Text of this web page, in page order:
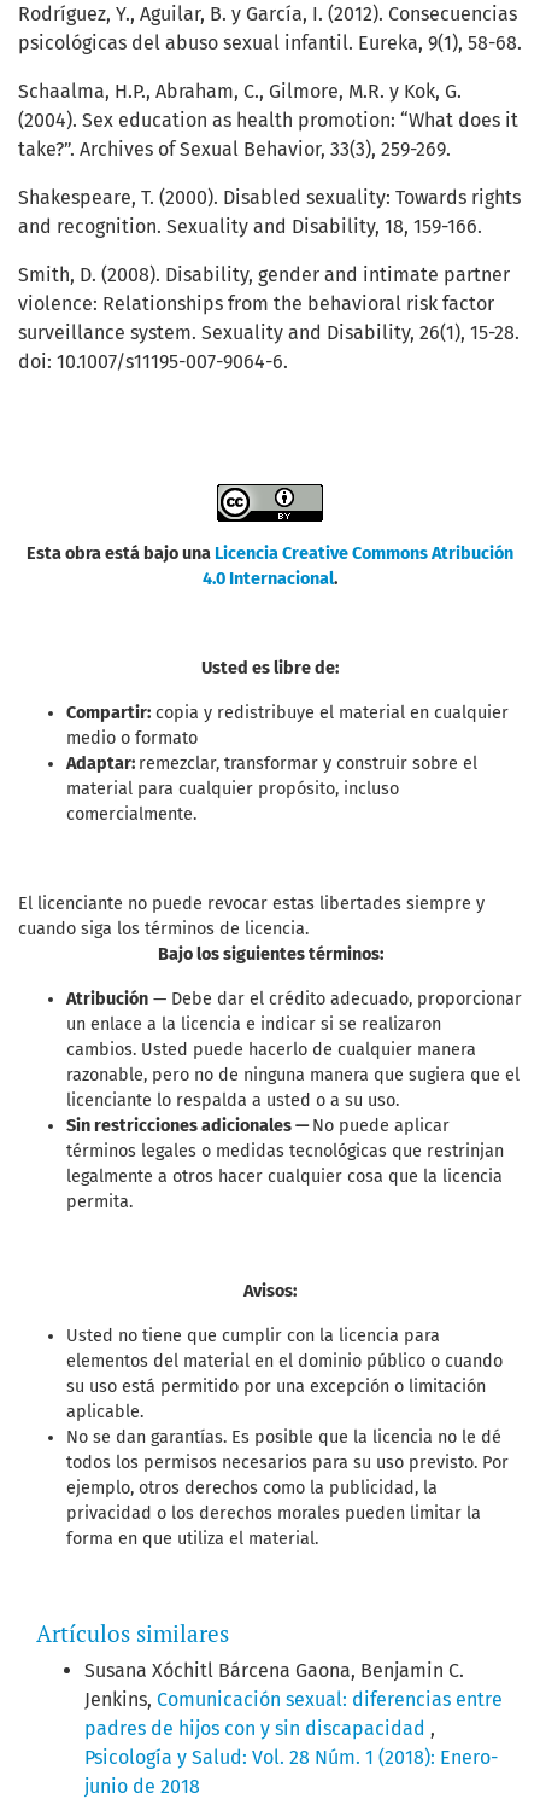
Rodríguez, Y., Aguilar, B. y García, I. (2012). Consecuencias
psicológicas del abuso sexual infantil. Eureka, 9(1), 58-68.
Schaalma, H.P., Abraham, C., Gilmore, M.R. y Kok, G.
(2004). Sex education as health promotion: “What does it
take?”. Archives of Sexual Behavior, 33(3), 259-269.
Shakespeare, T. (2000). Disabled sexuality: Towards rights
and recognition. Sexuality and Disability, 18, 159-166.
Smith, D. (2008). Disability, gender and intimate partner
violence: Relationships from the behavioral risk factor
surveillance system. Sexuality and Disability, 26(1), 15-28.
doi: 10.1007/s11195-007-9064-6.
Esta obra está bajo una Licencia Creative Commons Atribución
4.0 Internacional.
Usted es libre de:
Compartir: copia y redistribuye el material en cualquier
medio o formato
Adaptar: remezclar, transformar y construir sobre el
material para cualquier propósito, incluso
comercialmente.
El licenciante no puede revocar estas libertades siempre y
cuando siga los términos de licencia.
Bajo los siguientes términos:
Atribución — Debe dar el crédito adecuado, proporcionar
un enlace a la licencia e indicar si se realizaron
cambios. Usted puede hacerlo de cualquier manera
razonable, pero no de ninguna manera que sugiera que el
licenciante lo respalda a usted o a su uso.
Sin restricciones adicionales —No puede aplicar
términos legales o medidas tecnológicas que restrinjan
legalmente a otros hacer cualquier cosa que la licencia
permita.
Avisos:
Usted no tiene que cumplir con la licencia para
elementos del material en el dominio público o cuando
su uso está permitido por una excepción o limitación
aplicable.
No se dan garantías. Es posible que la licencia no le dé
todos los permisos necesarios para su uso previsto. Por
ejemplo, otros derechos como la publicidad, la
privacidad o los derechos morales pueden limitar la
forma en que utiliza el material.
Artículos similares
Susana Xóchitl Bárcena Gaona, Benjamin C.
Jenkins, Comunicación sexual: diferencias entre
padres de hijos con y sin discapacidad ,
Psicología y Salud: Vol. 28 Núm. 1 (2018): Enero-
junio de 2018